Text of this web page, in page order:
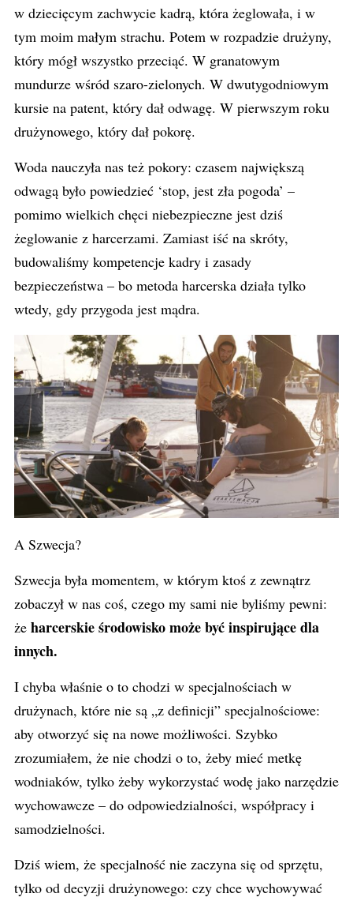
w dziecięcym zachwycie kadrą, która żeglowała, i w
tym moim małym strachu. Potem w rozpadzie drużyny,
który mógł wszystko przeciąć. W granatowym
mundurze wśród szaro-zielonych. W dwutygodniowym
kursie na patent, który dał odwagę. W pierwszym roku
drużynowego, który dał pokorę.
Woda nauczyła nas też pokory: czasem największą
odwagą było powiedzieć ‘stop, jest zła pogoda’ –
pomimo wielkich chęci niebezpieczne jest dziś
żeglowanie z harcerzami. Zamiast iść na skróty,
budowaliśmy kompetencje kadry i zasady
bezpieczeństwa – bo metoda harcerska działa tylko
wtedy, gdy przygoda jest mądra.
A Szwecja?
Szwecja była momentem, w którym ktoś z zewnątrz
zobaczył w nas coś, czego my sami nie byliśmy pewni:
że harcerskie środowisko może być inspirujące dla
innych.
I chyba właśnie o to chodzi w specjalnościach w
drużynach, które nie są „z definicji” specjalnościowe:
aby otworzyć się na nowe możliwości. Szybko
zrozumiałem, że nie chodzi o to, żeby mieć metkę
wodniaków, tylko żeby wykorzystać wodę jako narzędzie
wychowawcze – do odpowiedzialności, współpracy i
samodzielności.
Dziś wiem, że specjalność nie zaczyna się od sprzętu,
tylko od decyzji drużynowego: czy chce wychowywać